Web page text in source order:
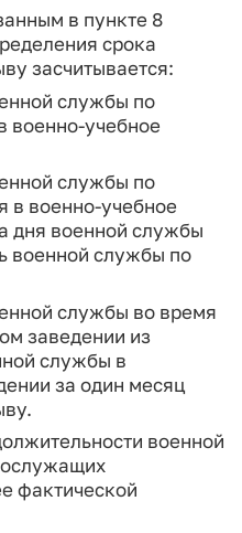
в пункте 8
срока
засчитывается:
службы по
военно-учебное
службы по
в военно-учебное
дня военной службы
военной службы по
службы во время
заведении из
службы в
за один месяц
военной
фактической